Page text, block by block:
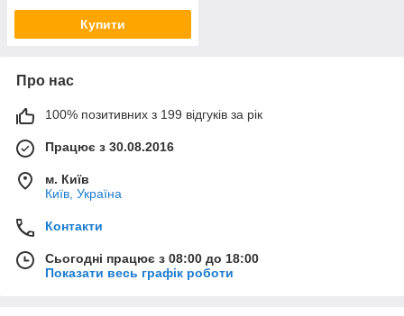
Купити
Про нас
100% позитивних з 199 відгуків за рік
Працює з 30.08.2016
м. Київ
Київ, Україна
Контакти
Сьогодні працює з 08:00 до 18:00
Показати весь графік роботи